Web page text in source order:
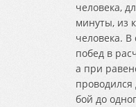
человека,
минуты, из
человека. В
побед в
а при
бой до